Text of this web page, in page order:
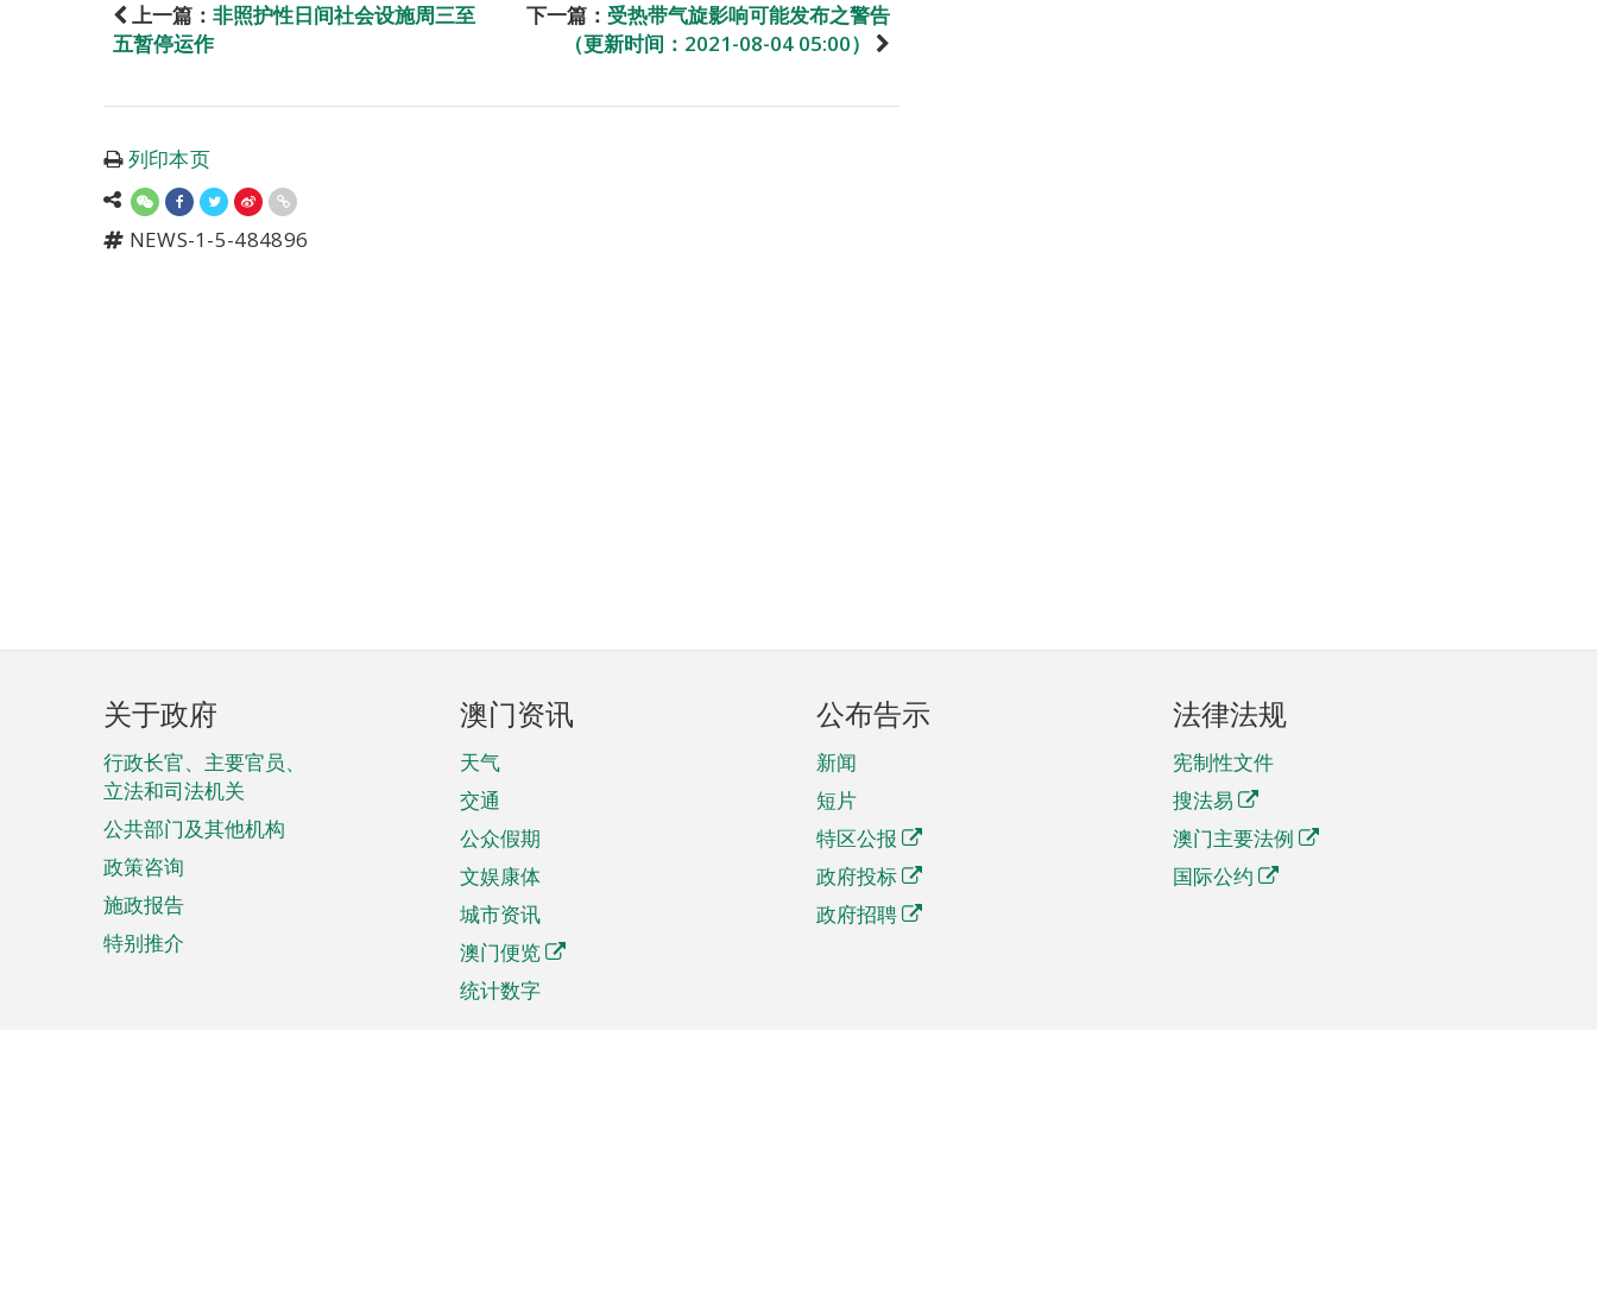
上一篇： 非照护性日间社会设施周三至
五暂停运作
下一篇： 受热带气旋影响可能发布之警告
（更新时间：2021-08-04 05:00）
列印本页
NEWS-1-5-484896
页
脚
菜
单
关于政府
行政长官、主要官员、
立法和司法机关
公共部门及其他机构
政策咨询
施政报告
特别推介
澳门资讯
天气
交通
公众假期
文娱康体
城市资讯
澳门便览
统计数字
公布告示
新闻
短片
特区公报
政府投标
政府招聘
法律法规
宪制性文件
搜法易
澳门主要法例
国际公约